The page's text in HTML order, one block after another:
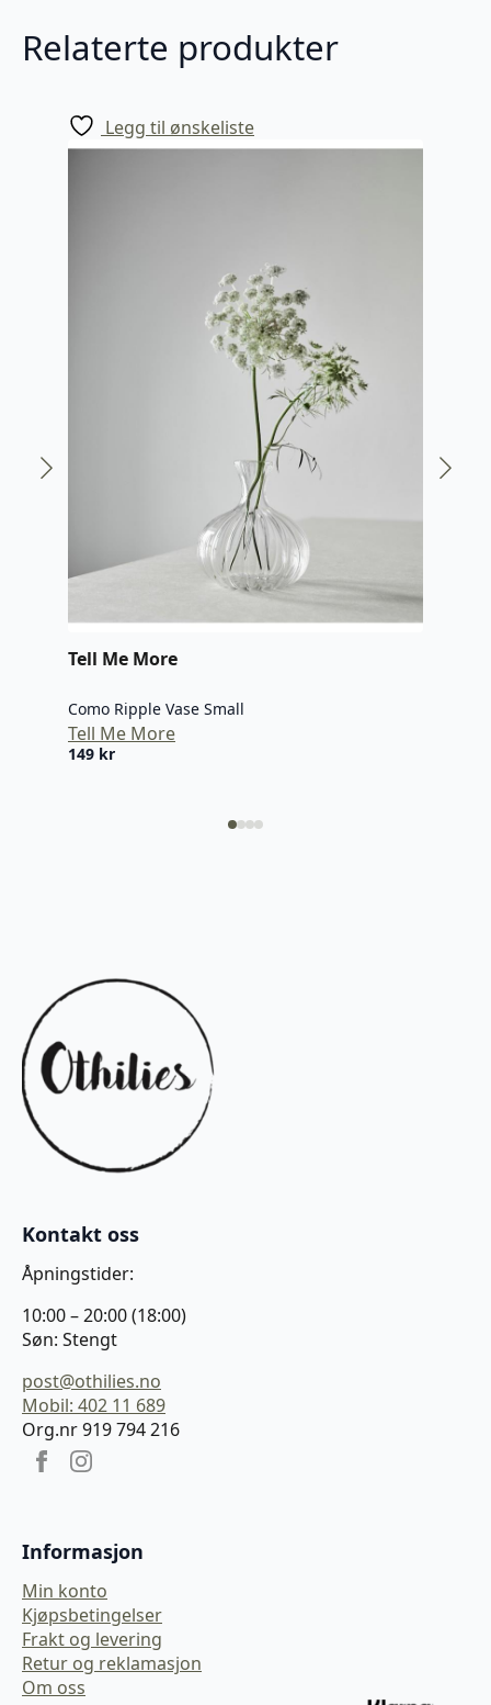
Relaterte produkter
Legg til ønskeliste
Tell Me More
Como Ripple Vase Small
Tell Me More
149 kr
Kontakt oss
Åpningstider:
10:00 – 20:00 (18:00)
Søn: Stengt
post@othilies.no
Mobil: 402 11 689
Org.nr 919 794 216
Informasjon
Min konto
Kjøpsbetingelser
Frakt og levering
Retur og reklamasjon
Om oss